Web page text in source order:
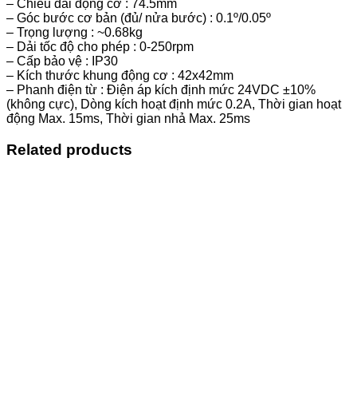
– Chiều dài động cơ : 74.5mm
– Góc bước cơ bản (đủ/ nửa bước) : 0.1º/0.05º
– Trọng lượng : ~0.68kg
– Dải tốc độ cho phép : 0-250rpm
– Cấp bảo vệ : IP30
– Kích thước khung động cơ : 42x42mm
– Phanh điện từ : Điện áp kích định mức 24VDC ±10%
(không cực), Dòng kích hoạt định mức 0.2A, Thời gian hoạt
động Max. 15ms, Thời gian nhả Max. 25ms
Related products